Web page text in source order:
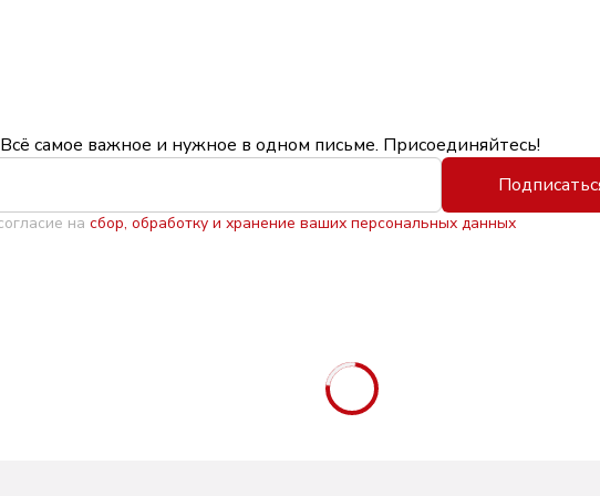
самое важное и нужное в одном письме. Присоединяйтесь!
на сбор, обработку и хранение ваших персональных данных